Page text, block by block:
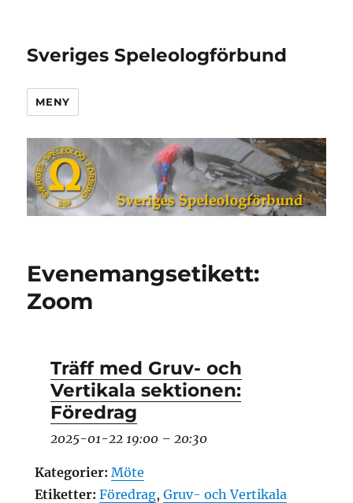
Sveriges Speleologförbund
MENY
Evenemangsetikett:
Zoom
Träff med Gruv- och
Vertikala sektionen:
Föredrag
2025-01-22 19:00– 20:30
Kategorier: Möte
Etiketter: Föredrag,Gruv- och Vertikala